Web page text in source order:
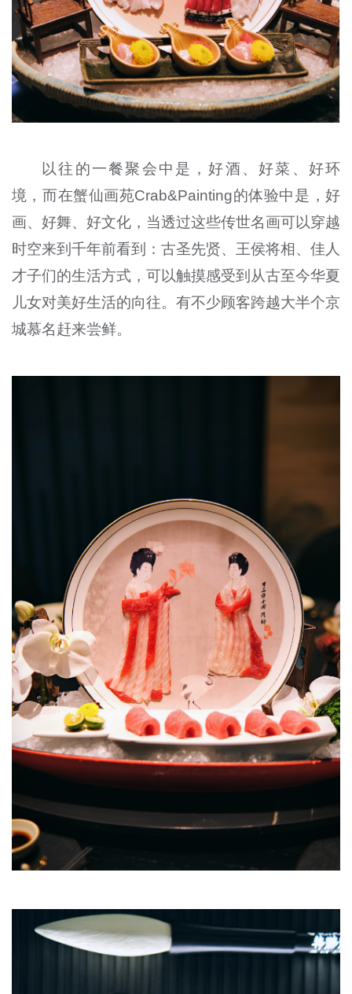
以往的一餐聚会中是，好酒、好菜、好环
境，而在蟹仙画苑Crab&Painting的体验中是，好
画、好舞、好文化，当透过这些传世名画可以穿越
时空来到千年前看到：古圣先贤、王侯将相、佳人
才子们的生活方式，可以触摸感受到从古至今华夏
儿女对美好生活的向往。有不少顾客跨越大半个京
城慕名赶来尝鲜。